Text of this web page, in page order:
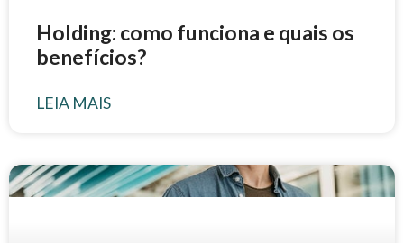
Holding: como funciona e quais os
benefícios?
LEIA MAIS